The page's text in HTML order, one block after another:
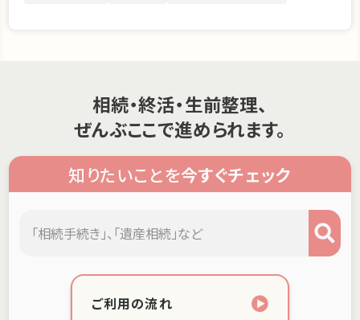
相続・終活・生前整理、
ぜんぶここで進められます。
知りたいことを今すぐチェック
ご利用の流れ